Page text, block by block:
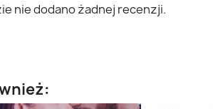
nie dodano żadnej recenzji.